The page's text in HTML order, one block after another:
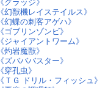
《グラッジ》
《幻獣機レイステイルス》
《幻蝶の刺客アゲハ》
《ゴブリンゾンビ》
《ジャイアントワーム》
《灼岩魔獣》
《ズバババスター》
《穿孔虫》
《ＴＧ ドリル・フィッシュ》